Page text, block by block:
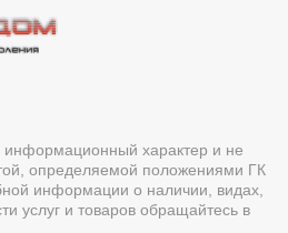
информационный характер и не
определяемой положениями ГК
информации о наличии, видах,
услуг и товаров обращайтесь в